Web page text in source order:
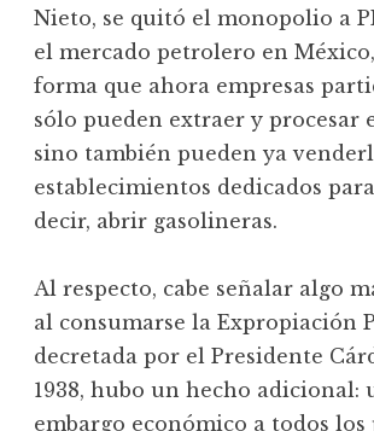
Nieto, se quitó el monopolio a
el mercado petrolero en
forma que ahora empresas
sólo pueden extraer y procesar
sino también pueden ya
establecimientos dedicados
decir, abrir gasolineras.
Al respecto, cabe señalar algo
al consumarse la Expropiación
decretada por el Presidente
1938, hubo un hecho adicional:
embargo económico a todos los